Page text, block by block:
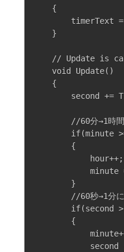
    {
timerText
    }
// Update is
    void Update()
    {
second +=
//60分→1時間
if(minute
        {
            hour++;
minute
        }
//60秒→1分に
if(second
        {
second